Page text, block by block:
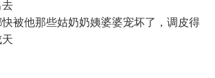
去
被他那些姑奶奶姨婆婆宠坏了，调皮得